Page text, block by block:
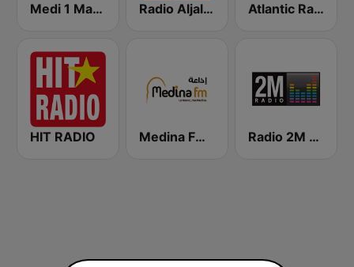
Medi 1 Maghreb (ميدى1 مغرب) Radio Aljalia - راديو الجالية Atlantic Radio (أتلانتيك راديو)
HIT RADIO Medina FM (إذاعة مدينة فم) Radio 2M (راديو 2 م)